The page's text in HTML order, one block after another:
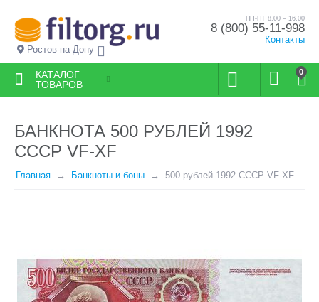
Ростов-на-Дону
ПН-ПТ 8.00 – 16.00
8 (800) 55-11-998
Контакты
0
КАТАЛОГ
ТОВАРОВ
БАНКНОТА 500 РУБЛЕЙ 1992
СССР VF-XF
Главная Банкноты и боны 500 рублей 1992 СССР VF-XF